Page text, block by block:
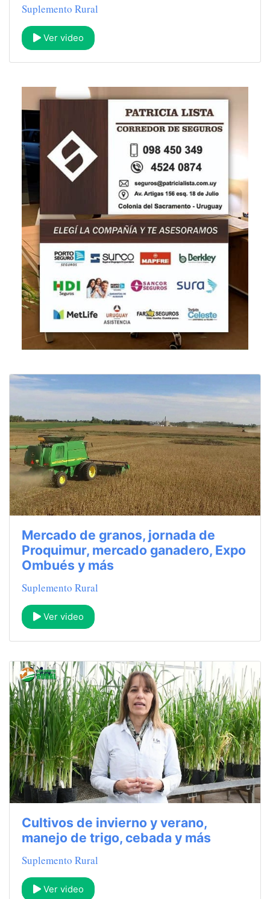
Suplemento Rural
Ver video
Mercado de granos, jornada de
Proquimur, mercado ganadero, Expo
Ombués y más
Suplemento Rural
Ver video
Cultivos de invierno y verano,
manejo de trigo, cebada y más
Suplemento Rural
Ver video